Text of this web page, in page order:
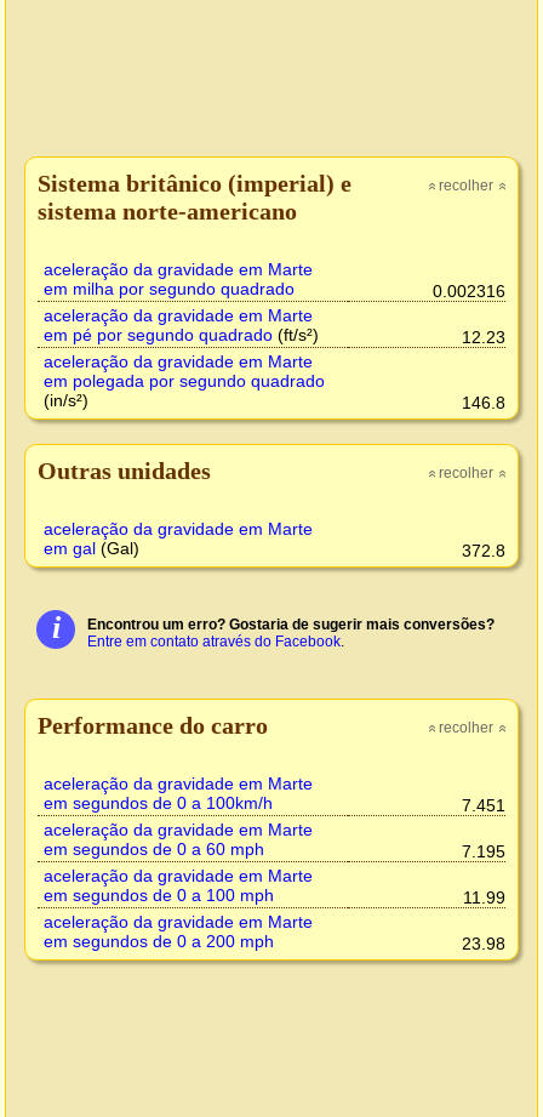
» recolher»
Sistema britânico (imperial) e
sistema norte-americano
aceleração da gravidade em Marte
em milha por segundo quadrado
0.002316
aceleração da gravidade em Marte
em pé por segundo quadrado (ft/s²)
12.23
aceleração da gravidade em Marte
em polegada por segundo quadrado
(in/s²)
146.8
» recolher»
Outras unidades
aceleração da gravidade em Marte
em gal (Gal) 372.8
i
Encontrou um erro? Gostaria de sugerir mais conversões?
Entre em contato através do Facebook.
» recolher»
Performance do carro
aceleração da gravidade em Marte
em segundos de 0 a 100km/h
7.451
aceleração da gravidade em Marte
em segundos de 0 a 60 mph
7.195
aceleração da gravidade em Marte
em segundos de 0 a 100 mph
11.99
aceleração da gravidade em Marte
em segundos de 0 a 200 mph
23.98